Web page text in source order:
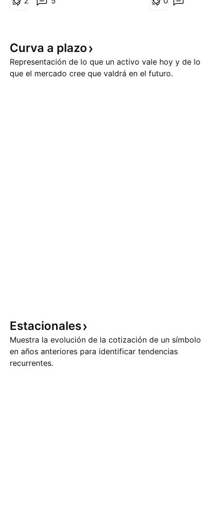
de 4054 Busco un scalp
Curva a plazo
Representación de lo que un activo vale hoy y de lo
que el mercado cree que valdrá en el futuro.
Estacionales
Muestra la evolución de la cotización de un símbolo
en años anteriores para identificar tendencias
recurrentes.